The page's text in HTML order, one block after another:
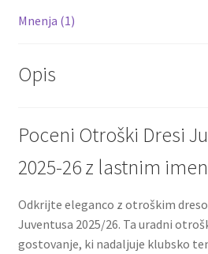
Mnenja (1)
Opis
Poceni Otroški Dresi
2025-26 z lastnim
Odkrijte eleganco z otroškim
Juventusa 2025/26. Ta uradni
gostovanje, ki nadaljuje klubsko